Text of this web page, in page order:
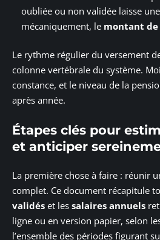
oubliée ou non validée laisse
mécaniquement, le montant de
Le rythme régulier du versement
colonne vertébrale du système.
constance, et le niveau de la
après année.
Étapes clés pour
et anticiper
La première chose à faire : réunir
complet. Ce document récapitule
validés et les salaires annuels
ligne ou en version papier, selon
l’ensemble des périodes figurant